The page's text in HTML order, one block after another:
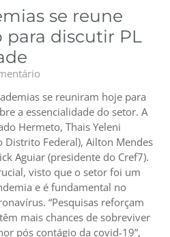
se reune
discutir PL
se reuniram hoje para
a essencialidade do setor. A
Hermeto, Thais Yeleni
Distrito Federal), Ailton Mendes
Aguiar (presidente do Cref7).
visto que o setor foi um
e é fundamental no
“Pesquisas reforçam
mais chances de sobreviver
pós contágio da covid-19”,